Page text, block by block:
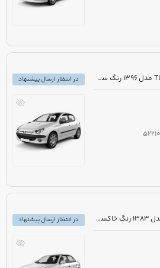
مزایده دولتی خودرو پژو 206 TU5 مدل 1396 رنگ سفید روغنی
در انتظار ارسال پیشنهاد
مزایده دولتی خودرو سمند LX مدل 1383 رنگ خاکستری
در انتظار ارسال پیشنهاد